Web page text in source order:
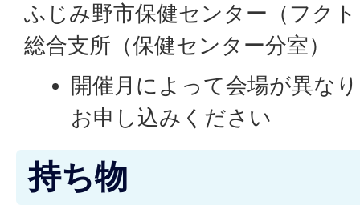
ふじみ野市保健センター（フク
総合支所（保健センター分室）
開催月によって会場が異な
お申し込みください
持ち物